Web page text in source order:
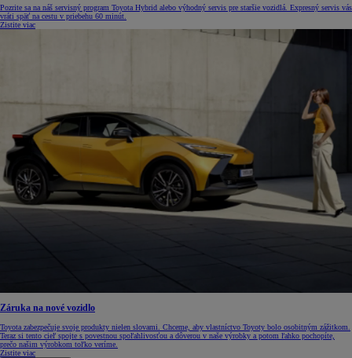
Pozrite sa na náš servisný program Toyota Hybrid alebo výhodný servis pre staršie vozidlá. Expresný servis vás
vráti späť na cestu v priebehu 60 minút.
Zistite viac
Záruka na nové vozidlo
Toyota zabezpečuje svoje produkty nielen slovami. Chceme, aby vlastníctvo Toyoty bolo osobitným zážitkom.
Teraz si tento cieľ spojte s povestnou spoľahlivosťou a dôverou v naše výrobky a potom ľahko pochopíte,
prečo našim výrobkom toľko veríme.
Zistite viac